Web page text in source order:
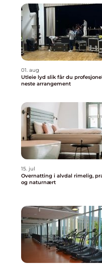
01. aug
Utleie lyd slik får du profesjonell lyd til
neste arrangement
15. jul
Overnatting i alvdal rimelig, praktisk
og naturnært